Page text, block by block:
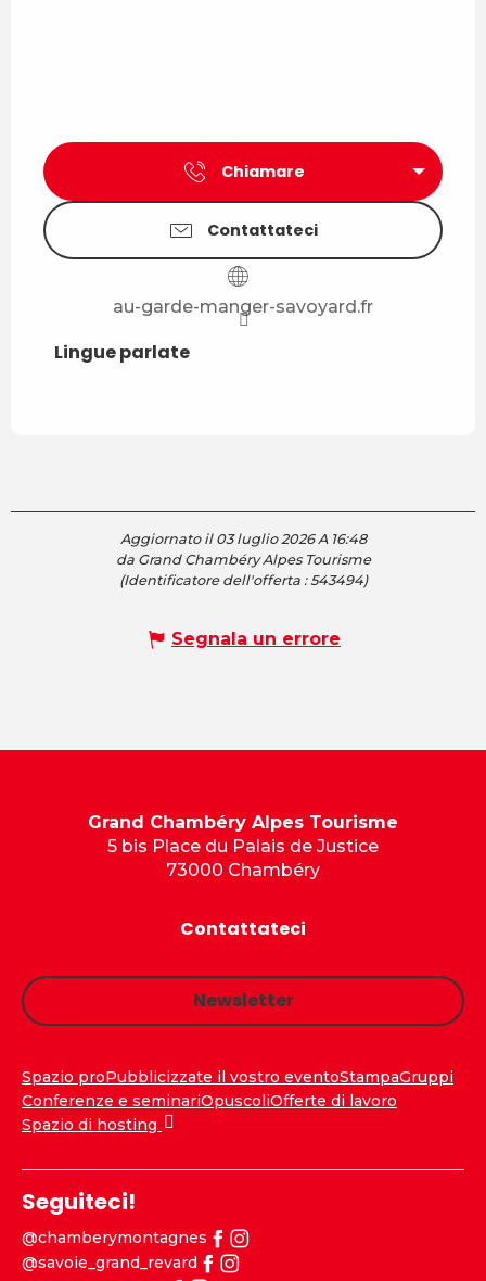
Chiamare
Contattateci
au-garde-manger-savoyard.fr
Lingue parlate
Lingue parlate
Aggiornato il 03 luglio 2026 A 16:48
da Grand Chambéry Alpes Tourisme
(Identificatore dell'offerta :543494)
Segnala un errore
Grand Chambéry Alpes Tourisme
5 bis Place du Palais de Justice
73000 Chambéry
Contattateci
Newsletter
Spazio proPubblicizzate il vostro eventoStampaGruppi
Conferenze e seminariOpuscoliOfferte di lavoro
Spazio di hosting
Seguiteci!
@chamberymontagnes
@savoie_grand_revard